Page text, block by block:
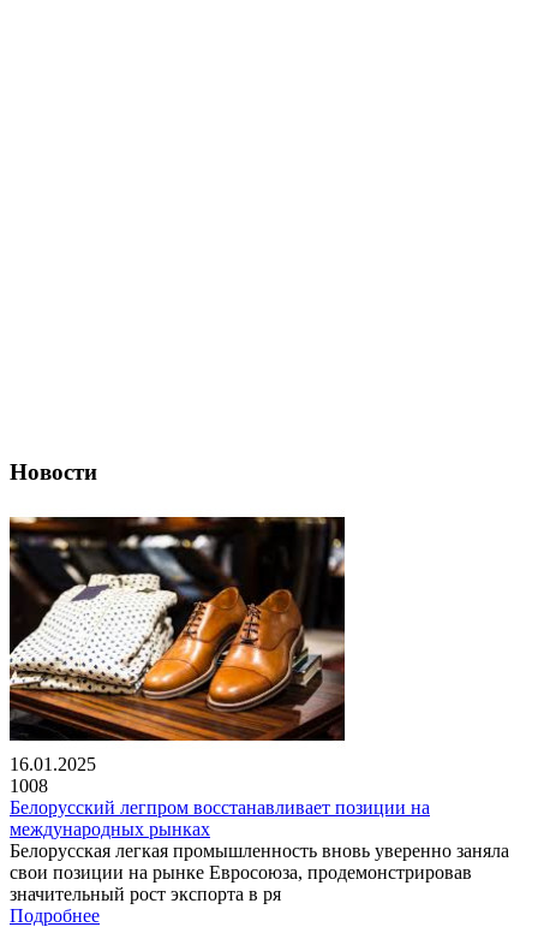
Новости
16.01.2025
1008
Белорусский легпром восстанавливает позиции на
международных рынках
Белорусская легкая промышленность вновь уверенно заняла
свои позиции на рынке Евросоюза, продемонстрировав
значительный рост экспорта в ря
Подробнее